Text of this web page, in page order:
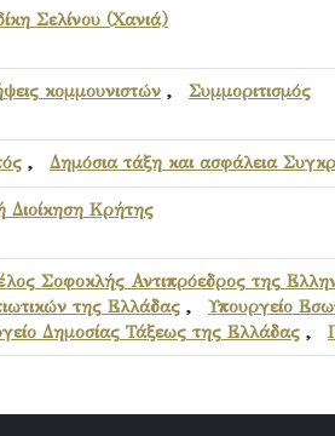
Σελίνου (Χανιά)
κομμουνιστών , Συμμοριτισμός
, Δημόσια τάξη και ασφάλεια
Διοίκηση Κρήτης
Σοφοκλής Αντιπρόεδρος της
της Ελλάδας , Υπουργείο
Δημοσίας Τάξεως της Ελλάδας ,